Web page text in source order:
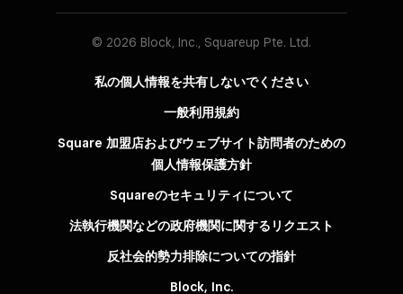
© 2026 Block, Inc., Squareup Pte. Ltd.
私の個人情報を共有しないでください
一般利用規約
Square 加盟店およびウェブサイト訪問者の​ための​
個人情報保護方針​
Squareのセキュリティについて
法執行機関などの政府機関に関するリクエスト
反社会的勢力排除についての指針
Block, Inc.